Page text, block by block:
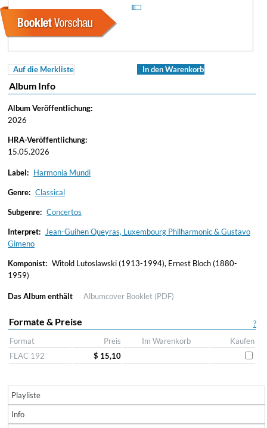
Auf die Merkliste In den Warenkorb
Album Info
Album Veröffentlichung:
2026
HRA-Veröffentlichung:
15.05.2026
Label: Harmonia Mundi
Genre: Classical
Subgenre: Concertos
Interpret:
Jean-Guihen Queyras, Luxembourg Philharmonic & Gustavo
Gimeno
Komponist: Witold Lutoslawski (1913-1994), Ernest Bloch (1880-
1959)
Das Album enthält Albumcover Booklet (PDF)
?
Formate & Preise
Format Preis Im Warenkorb
Kaufen
FLAC 192
$ 15,10
Playliste
Info